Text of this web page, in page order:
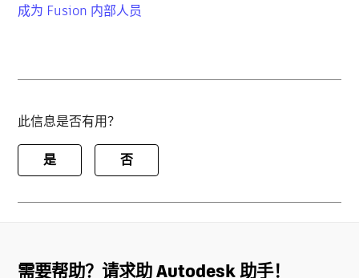
成为 Fusion 内部人员
此信息是否有用？
是 否
需要帮助？请求助 Autodesk 助手！